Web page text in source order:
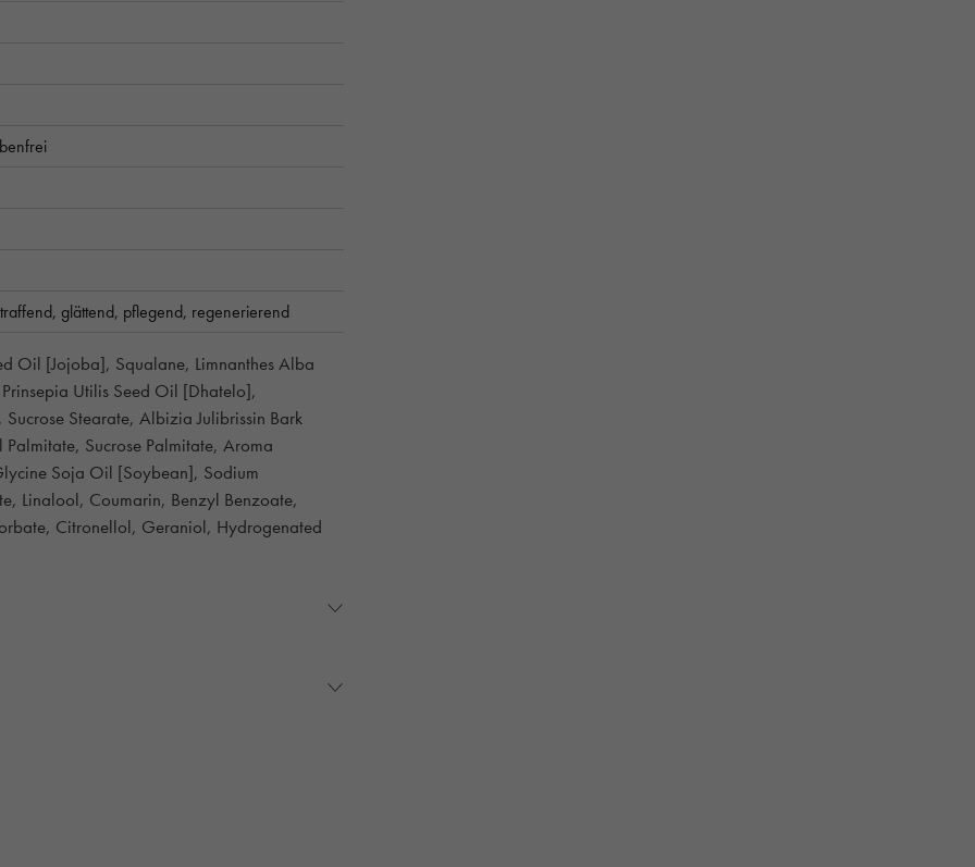
glättend, pflegend, regenerierend
Oil [Jojoba], Squalane, Limnanthes Alba
Utilis Seed Oil [Dhatelo],
Stearate, Albizia Julibrissin Bark
Sucrose Palmitate, Aroma
Soja Oil [Soybean], Sodium
Linalool, Coumarin, Benzyl Benzoate,
Citronellol, Geraniol, Hydrogenated